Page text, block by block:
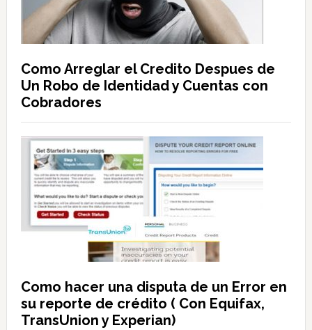
Como Arreglar el Credito Despues de
Un Robo de Identidad y Cuentas con
Cobradores
Como hacer una disputa de un Error en
su reporte de crédito ( Con Equifax,
TransUnion y Experian)